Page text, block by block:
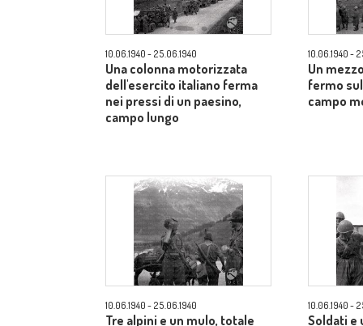
10.06.1940 - 25.06.1940
Una colonna motorizzata
dell'esercito italiano ferma
nei pressi di un paesino,
campo lungo
10.06.1940 -
Un
fermo
campo
10.06.1940 - 25.06.1940
Tre alpini e un mulo, totale
10.06.1940 -
Soldati e